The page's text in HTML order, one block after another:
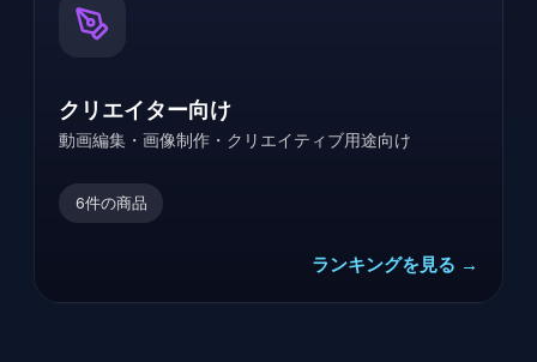
クリエイター向け
動画編集・画像制作・クリエイティブ用途向け
6件の商品
ランキングを見る →